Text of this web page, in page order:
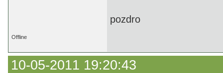
pozdro
Offline
10-05-2011 19:20:43